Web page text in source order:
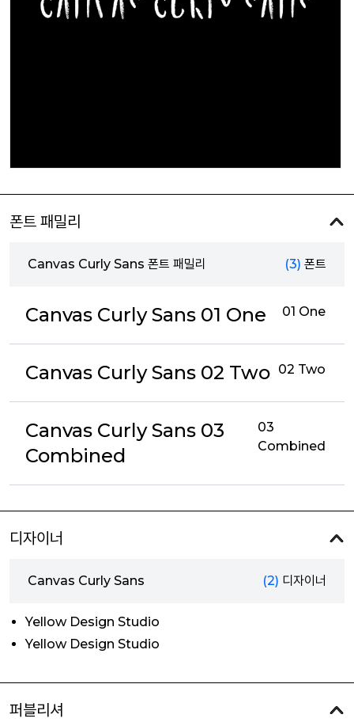
폰트 패밀리
Canvas Curly Sans 폰트 패밀리 (3) 폰트
Canvas Curly Sans 01 One 01 One
Canvas Curly Sans 02 Two 02 Two
Canvas Curly Sans 03
Combined
03
Combined
디자이너
Canvas Curly Sans (2) 디자이너
Yellow Design Studio
Yellow Design Studio
퍼블리셔